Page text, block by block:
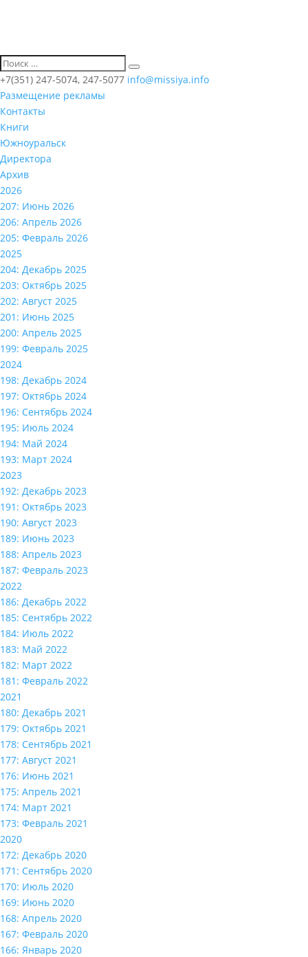
+7(351) 247-5074, 247-5077 info@missiya.info
Размещение рекламы
Контакты
Книги
Южноуральск
Директора
Архив
2026
207: Июнь 2026
206: Апрель 2026
205: Февраль 2026
2025
204: Декабрь 2025
203: Октябрь 2025
202: Август 2025
201: Июнь 2025
200: Апрель 2025
199: Февраль 2025
2024
198: Декабрь 2024
197: Октябрь 2024
196: Сентябрь 2024
195: Июль 2024
194: Май 2024
193: Март 2024
2023
192: Декабрь 2023
191: Октябрь 2023
190: Август 2023
189: Июнь 2023
188: Апрель 2023
187: Февраль 2023
2022
186: Декабрь 2022
185: Сентябрь 2022
184: Июль 2022
183: Май 2022
182: Март 2022
181: Февраль 2022
2021
180: Декабрь 2021
179: Октябрь 2021
178: Сентябрь 2021
177: Август 2021
176: Июнь 2021
175: Апрель 2021
174: Март 2021
173: Февраль 2021
2020
172: Декабрь 2020
171: Сентябрь 2020
170: Июль 2020
169: Июнь 2020
168: Апрель 2020
167: Февраль 2020
166: Январь 2020